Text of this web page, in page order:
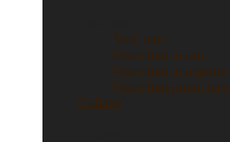
Vedi tutti
Orecchini in oro
Orecchini in argento
Orecchini punto luce
Collane